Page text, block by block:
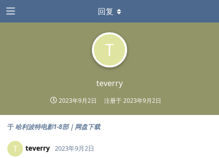
T
teverry
2023年9月2日 注册于2023年9月2日
回复
于 哈利波特电影1-8部｜网盘下载
T teverry 2023年9月2日